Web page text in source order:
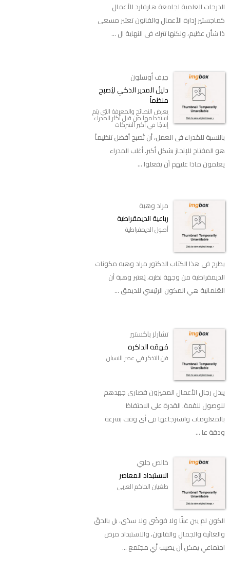
الدرجات العلمية لجامعة هارفارد للأعمال
كماجستير إدارة الأعمال والقانون تعتبر مسعى
ذا شأن عظيم، ولكنها تترك فى النهاية ال ...
جيف أوسلون
دليلُ المدير الذكي ليُصبح
منظماً
يعرض النصائح والمعرفة التي يتم
استخدامها من قبل أكثر المدراء
إنتاجًا في أكبر الشركات
بالنسبة للمُدراء فى العمل، أن تُصبح أفضل تنظيماً
هو المفتاح للإنجاز بشكل أكبر. أغلب المدراء
يعلمون ماذا عليهم أن يفعلوا ...
مراد وهبة
رباعية الديمقراطية
أصول الديمقراطية
يطرح في هذا الكتاب الدكتور مراد وهبه مكونات
الديمقراطية من وجهة نظره، يَعتبر وهبة أن
العَلمانية هي المكون الرئيسي للديمق ...
تشارلز باكستير
‬مُهمَّة الذاكرة
فن التذكر في عصر النسيان
‬يبذل رجال الأعمال المميزون قصارى جهدهم
للوصول للقمة. القدرة على الاحتفاظ
بالمعلومات واسترجاعها فى أى وقت بسرعة
ودقة عا ...
خالص جلبي
الاستبداد المعاصر
طغيان الحاكم العربي
الكون لم يبن عبثًا ولا فوضًى ولا سدًى، بل بالحقّ
والغائية والجمال والقانون، والاستبداد مرض
اجتماعي يمكن أن يصيب أي مجتمع ...